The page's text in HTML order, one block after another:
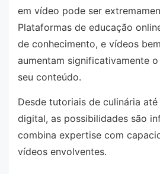
em vídeo pode ser
Plataformas de educação
de conhecimento, e vídeos
aumentam significativamente
seu conteúdo.
Desde tutoriais de culinária
digital, as possibilidades são
combina expertise com
vídeos envolventes.